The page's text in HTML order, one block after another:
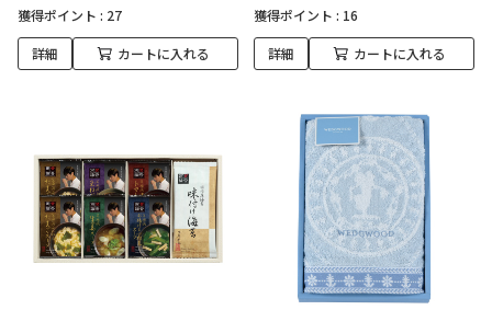
獲得ポイント : 27
詳細 カートに入れる
獲得ポイント : 16
詳細 カートに入れる